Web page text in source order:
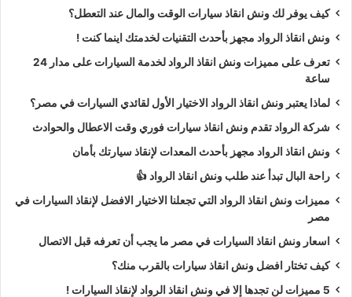
كيف يوفر لك ونش انقاذ سيارات الوقت والمال عند التعطل؟
ونش انقاذ الرواد مجهز بأحدث التقنيات لخدمتك اينما كنت !
تعرف على مميزات ونش انقاذ الرواد لخدمة السيارات على مدار 24
ساعة
لماذا يعتبر ونش انقاذ الرواد الاختيار الأول لقائدي السيارات في مصر؟
شركة الرواد تقدم ونش انقاذ سيارات فوري وقت الاعطال والحوادث
ونش انقاذ الرواد مجهز بأحدث المعدات لإنقاذ سيارتك بأمان
راحة البال تبدأ عند طلب ونش انقاذ الرواد 👍
مميزات ونش انقاذ الرواد التي تجعلنا الاختيار الافضل لإنقاذ السيارات في
مصر
اسعار ونش انقاذ السيارات في مصر ما يجب أن تعرفه قبل الاتصال
كيف تختار افضل ونش انقاذ سيارات بالقرب منك؟
5 مميزات لن تجدها إلا في ونش انقاذ الرواد لإنقاذ السيارات !